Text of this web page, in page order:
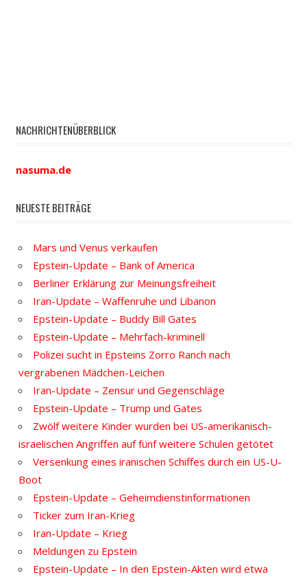
NACHRICHTENÜBERBLICK
nasuma.de
NEUESTE BEITRÄGE
Mars und Venus verkaufen
Epstein-Update – Bank of America
Berliner Erklärung zur Meinungsfreiheit
Iran-Update – Waffenruhe und Libanon
Epstein-Update – Buddy Bill Gates
Epstein-Update – Mehrfach-kriminell
Polizei sucht in Epsteins Zorro Ranch nach
vergrabenen Mädchen-Leichen
Iran-Update – Zensur und Gegenschläge
Epstein-Update – Trump und Gates
Zwölf weitere Kinder wurden bei US-amerikanisch-
israelischen Angriffen auf fünf weitere Schulen getötet
Versenkung eines iranischen Schiffes durch ein US-U-
Boot
Epstein-Update – Geheimdienstinformationen
Ticker zum Iran-Krieg
Iran-Update – Krieg
Meldungen zu Epstein
Epstein-Update – In den Epstein-Akten wird etwa